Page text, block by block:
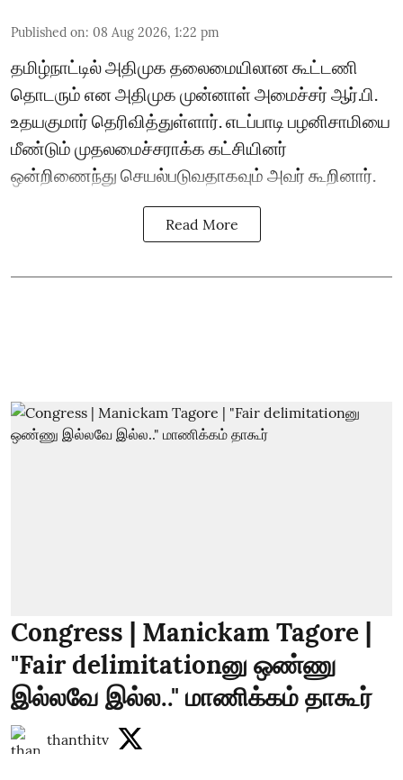
Published on: 08 Aug 2026, 1:22 pm
தமிழ்நாட்டில் அதிமுக தலைமையிலான கூட்டணி
தொடரும் என அதிமுக முன்னாள் அமைச்சர் ஆர்.பி.
உதயகுமார் தெரிவித்துள்ளார். எடப்பாடி பழனிசாமியை
மீண்டும் முதலமைச்சராக்க கட்சியினர்
ஒன்றிணைந்து செயல்படுவதாகவும் அவர் கூறினார்.
Read More
Congress | Manickam Tagore |
"Fair delimitationனு ஒண்ணு
இல்லவே இல்ல.." மாணிக்கம் தாகூர்
thanthitv